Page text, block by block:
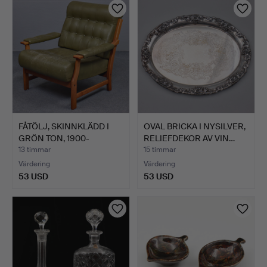
FÅTÖLJ, SKINNKLÄDD I
GRÖN TON, 1900-
TALETS…
13 timmar
Värdering
53 USD
OVAL BRICKA I NYSILVER,
RELIEFDEKOR AV VIN…
15 timmar
Värdering
53 USD